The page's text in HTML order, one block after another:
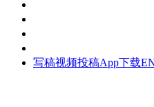
写稿视频投稿App下载